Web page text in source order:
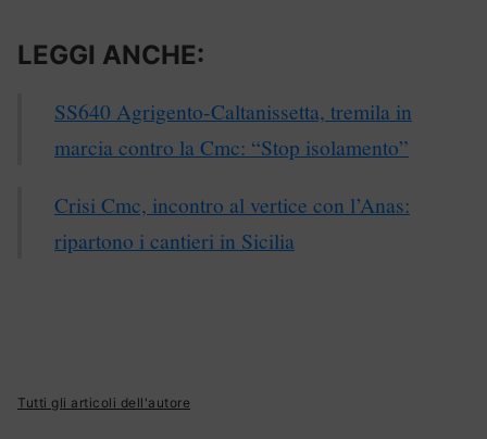
LEGGI ANCHE:
SS640 Agrigento-Caltanissetta, tremila in
marcia contro la Cmc: “Stop isolamento”
Crisi Cmc, incontro al vertice con l’Anas:
ripartono i cantieri in Sicilia
Tutti gli articoli dell'autore